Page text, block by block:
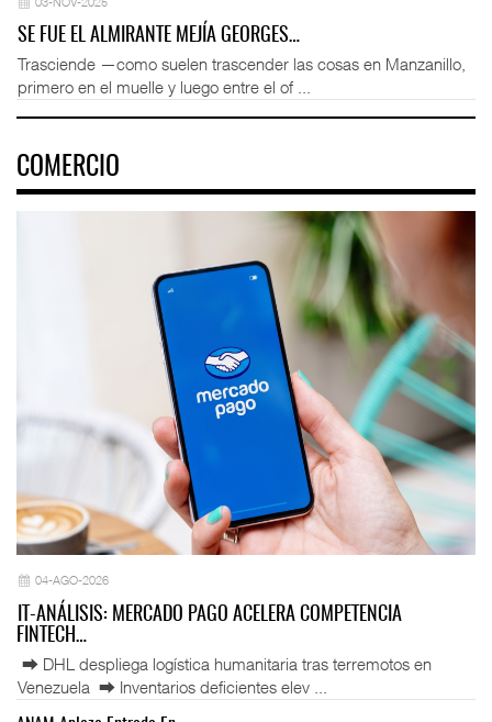
SE FUE EL ALMIRANTE MEJÍA GEORGES…
Trasciende —como suelen trascender las cosas en Manzanillo,
primero en el muelle y luego entre el of ...
COMERCIO
04-AGO-2026
IT-ANÁLISIS: MERCADO PAGO ACELERA COMPETENCIA
FINTECH…
⮕ DHL despliega logística humanitaria tras terremotos en
Venezuela ⮕ Inventarios deficientes elev ...